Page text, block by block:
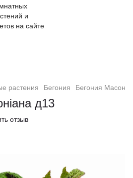
растения Бегония Бегония
д13
отзыв